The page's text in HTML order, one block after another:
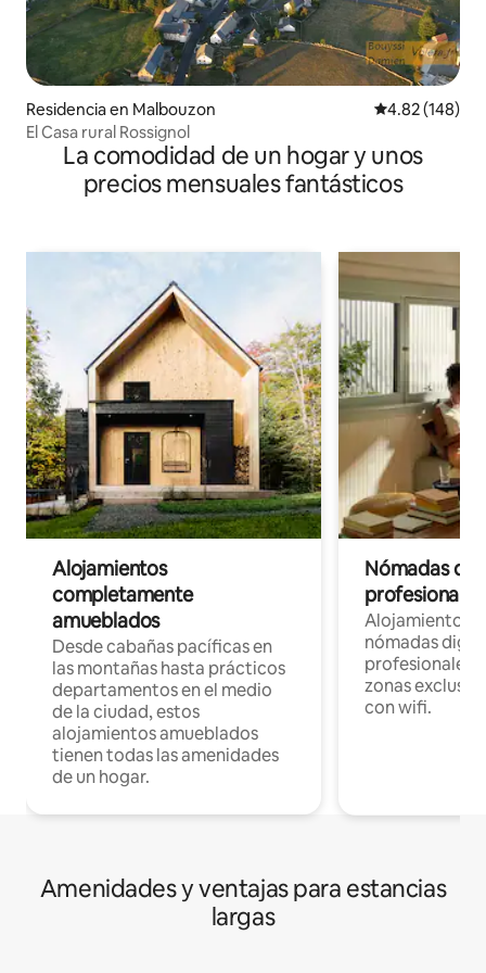
Residencia en Malbouzon Calificación
4.82 (148)
El Casa rural Rossignol
La comodidad de un hogar y unos
precios mensuales fantásticos
Alojamientos
completamente
amueblados
Desde cabañas pacíficas en
las montañas hasta prácticos
departamentos en el medio
de la ciudad, estos
alojamientos amueblados
tienen todas las amenidades
de un hogar.
Nómadas
Alojamientos
nómadas
profesionales
zonas
con wifi.
Amenidades y ventajas para estancias
largas